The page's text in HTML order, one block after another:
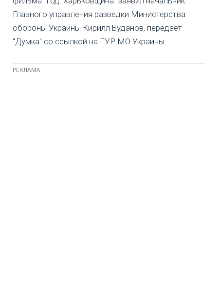
Главного управления разведки Министерства
обороны Украины Кирилл Буданов, передает
"Думка" со ссылкой на ГУР МО Украины.